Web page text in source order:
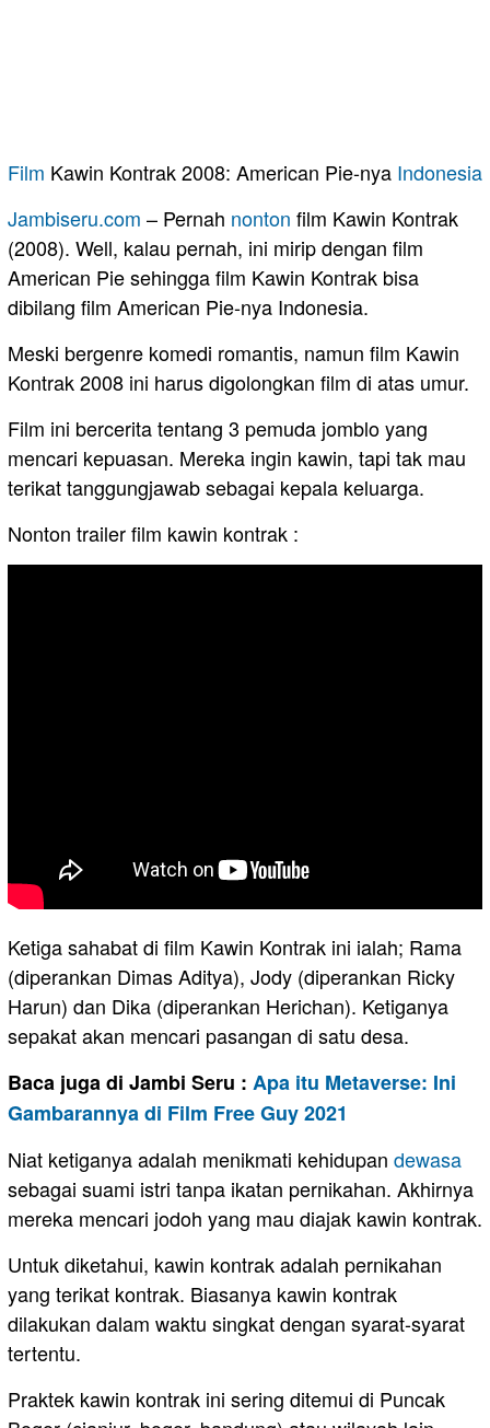
Film Kawin Kontrak 2008: American Pie-nya Indonesia
Jambiseru.com – Pernah nonton film Kawin Kontrak
(2008). Well, kalau pernah, ini mirip dengan film
American Pie sehingga film Kawin Kontrak bisa
dibilang film American Pie-nya Indonesia.
Meski bergenre komedi romantis, namun film Kawin
Kontrak 2008 ini harus digolongkan film di atas umur.
Film ini bercerita tentang 3 pemuda jomblo yang
mencari kepuasan. Mereka ingin kawin, tapi tak mau
terikat tanggungjawab sebagai kepala keluarga.
Nonton trailer film kawin kontrak :
Ketiga sahabat di film Kawin Kontrak ini ialah; Rama
(diperankan Dimas Aditya), Jody (diperankan Ricky
Harun) dan Dika (diperankan Herichan). Ketiganya
sepakat akan mencari pasangan di satu desa.
Baca juga di Jambi Seru : Apa itu Metaverse: Ini
Gambarannya di Film Free Guy 2021
Niat ketiganya adalah menikmati kehidupan dewasa
sebagai suami istri tanpa ikatan pernikahan. Akhirnya
mereka mencari jodoh yang mau diajak kawin kontrak.
Untuk diketahui, kawin kontrak adalah pernikahan
yang terikat kontrak. Biasanya kawin kontrak
dilakukan dalam waktu singkat dengan syarat-syarat
tertentu.
Praktek kawin kontrak ini sering ditemui di Puncak